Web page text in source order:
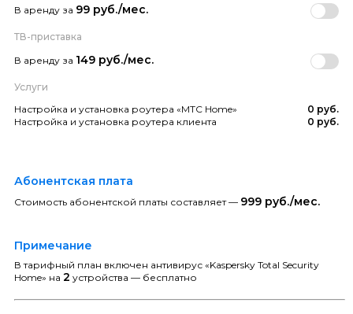
В аренду за 99 руб./мес.
ТВ-приставка
В аренду за 149 руб./мес.
Услуги
Настройка и установка роутера «МТС Home»
0 руб.
Настройка и установка роутера клиента
0 руб.
Абонентская плата
Стоимость абонентской платы составляет — 999 руб./мес.
Примечание
В тарифный план включен антивирус «Kaspersky Total Security
Home» на 2 устройства — бесплатно